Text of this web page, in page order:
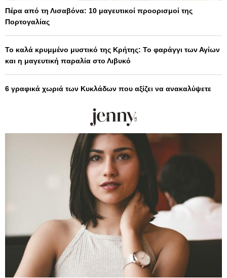
Πέρα από τη Λισαβόνα: 10 μαγευτικοί προορισμοί της
Πορτογαλίας
Το καλά κρυμμένο μυστικό της Κρήτης: Το φαράγγι των Αγίων
και η μαγευτική παραλία στο Λιβυκό
6 γραφικά χωριά των Κυκλάδων που αξίζει να ανακαλύψετε